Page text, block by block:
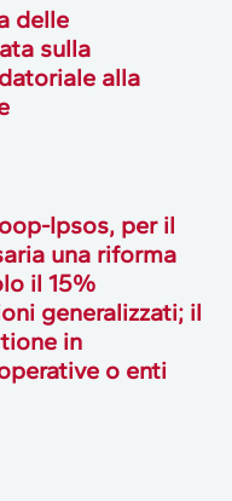
delle
sulla
alla
Ipsos, per il
una riforma
il 15%
generalizzati; il
in
o enti